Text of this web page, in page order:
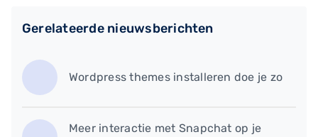
Gerelateerde nieuwsberichten
Wordpress themes installeren doe je zo
Meer interactie met Snapchat op je